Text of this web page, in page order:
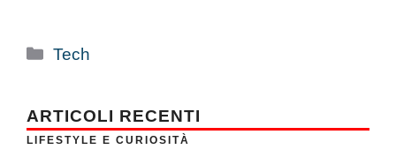
Categorie
Tech
ARTICOLI RECENTI
LIFESTYLE E CURIOSITÀ